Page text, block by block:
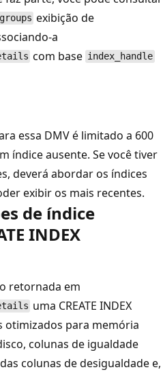
exibição de
a
com base index_handle
essa DMV é limitado a 600
índice ausente. Se você tiver
deverá abordar os índices
exibir os mais recentes.
de índice
INDEX
retornada em
uma CREATE INDEX
otimizados para memória
colunas de igualdade
colunas de desigualdade e,